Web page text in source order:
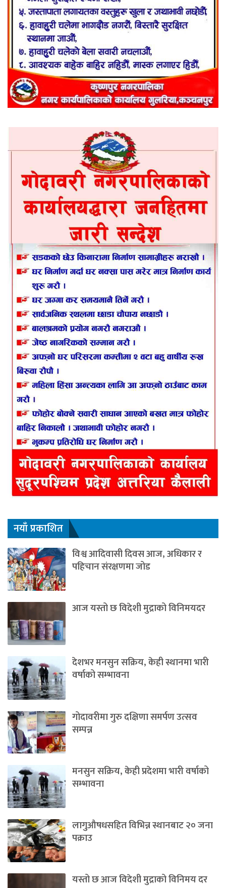
नयाँ प्रकाशित
विश्व आदिवासी दिवस आज, अधिकार र
पहिचान संरक्षणमा जोड
आज यस्तो छ विदेशी मुद्राको विनिमयदर
देशभर मनसुन सक्रिय, केही स्थानमा भारी
वर्षाको सम्भावना
गोदावरीमा गुरु दक्षिणा समर्पण उत्सव
सम्पन्न
मनसुन सक्रिय, केही प्रदेशमा भारी वर्षाको
सम्भावना
लागुऔषधसहित विभिन्न स्थानबाट २० जना
पक्राउ
यस्तो छ आज विदेशी मुद्राको विनिमय दर